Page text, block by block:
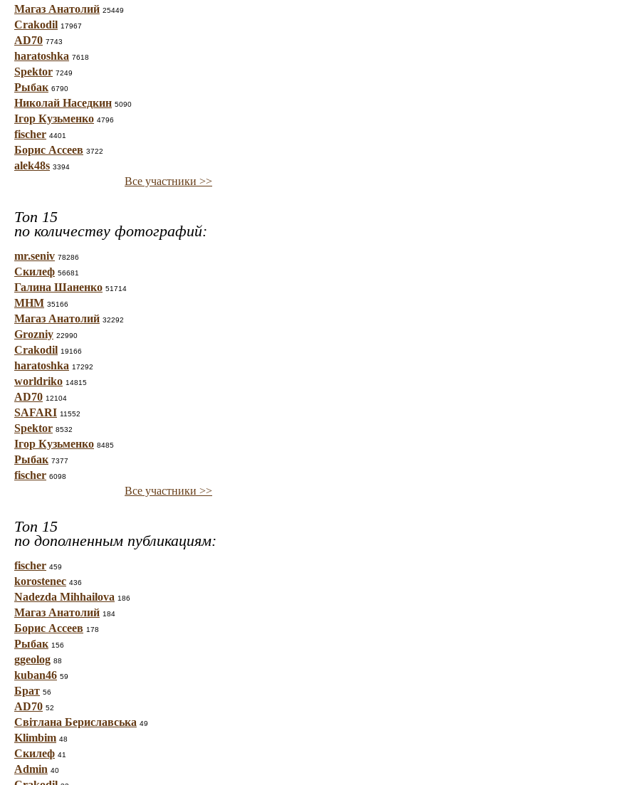
Магаз Анатолий 25449
Crakodil 17967
AD70 7743
haratoshka 7618
Spektor 7249
Рыбак 6790
Николай Наседкин 5090
Ігор Кузьменко 4796
fischer 4401
Борис Ассеев 3722
alek48s 3394
Все участники >>
Топ 15
по количеству фотографий:
mr.seniv 78286
Скилеф 56681
Галина Шаненко 51714
МНМ 35166
Магаз Анатолий 32292
Grozniy 22990
Crakodil 19166
haratoshka 17292
worldriko 14815
AD70 12104
SAFARI 11552
Spektor 8532
Ігор Кузьменко 8485
Рыбак 7377
fischer 6098
Все участники >>
Топ 15
по дополненным публикациям:
fischer 459
korostenec 436
Nadezda Mihhailova 186
Магаз Анатолий 184
Борис Ассеев 178
Рыбак 156
ggeolog 88
kuban46 59
Брат 56
AD70 52
Світлана Бериславська 49
Klimbim 48
Скилеф 41
Admin 40